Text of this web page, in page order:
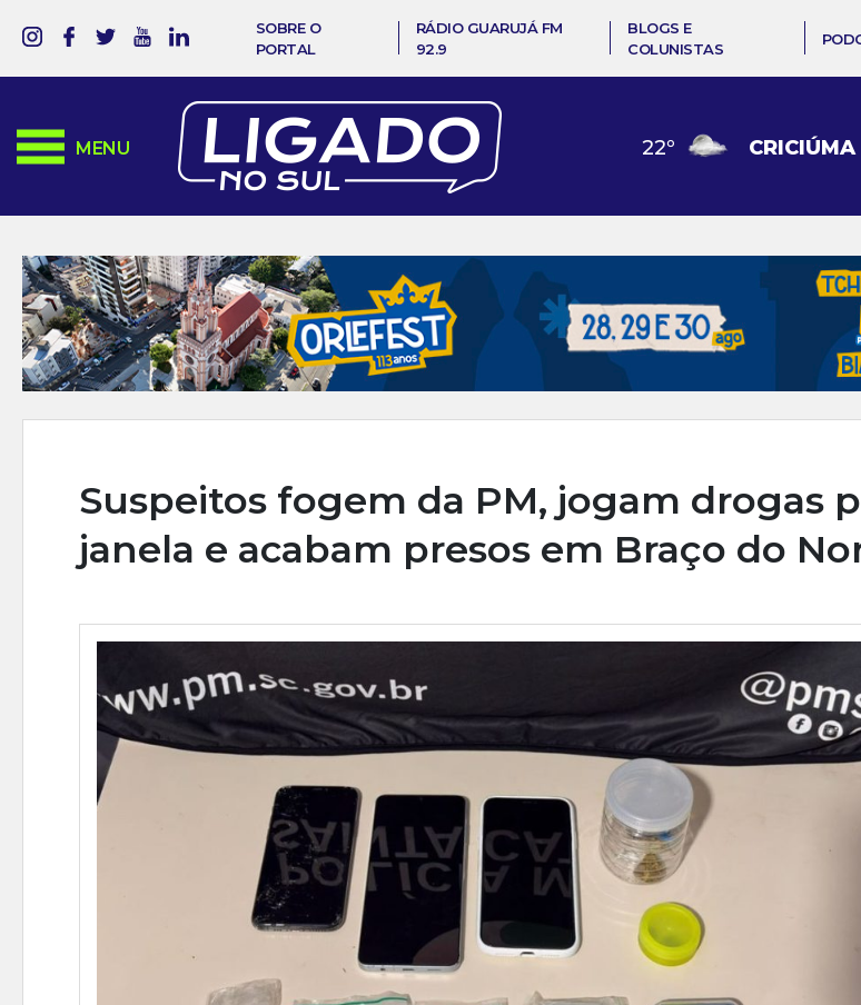
SOBRE O
PORTAL
RÁDIO GUARUJÁ FM
92.9
BLOGS E
COLUNISTAS
MENU 22º CRICIÚMA
Suspeitos fogem da PM, jogam drogas
janela e acabam presos em Braço do